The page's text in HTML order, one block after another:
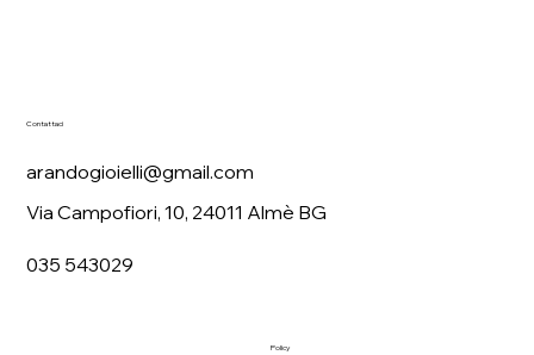
Contattaci
arandogioielli@gmail.com
Via Campofiori, 10, 24011 Almè BG
035 543029
Policy